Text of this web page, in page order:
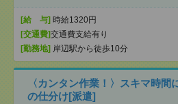
[給 与] 時給1320円
[交通費]交通費支給有り
[勤務地] 岸辺駅から徒歩10分
〈カンタン作業！〉スキマ時間
の仕分け[派遣]